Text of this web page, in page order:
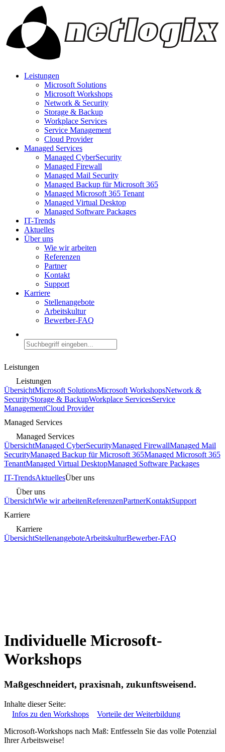
Leistungen
Microsoft Solutions
Microsoft Workshops
Network & Security
Storage & Backup
Workplace Services
Service Management
Cloud Provider
Managed Services
Managed CyberSecurity
Managed Firewall
Managed Mail Security
Managed Backup für Microsoft 365
Managed Microsoft 365 Tenant
Managed Virtual Desktop
Managed Software Packages
IT-Trends
Aktuelles
Über uns
Wie wir arbeiten
Referenzen
Partner
Kontakt
Support
Karriere
Stellenangebote
Arbeitskultur
Bewerber-FAQ
Leistungen
Leistungen
ÜbersichtMicrosoft SolutionsMicrosoft WorkshopsNetwork &
SecurityStorage & BackupWorkplace ServicesService
ManagementCloud Provider
Managed Services
Managed Services
ÜbersichtManaged CyberSecurityManaged FirewallManaged Mail
SecurityManaged Backup für Microsoft 365Managed Microsoft 365
TenantManaged Virtual DesktopManaged Software Packages
IT-TrendsAktuellesÜber uns
Über uns
ÜbersichtWie wir arbeitenReferenzenPartnerKontaktSupport
Karriere
Karriere
ÜbersichtStellenangeboteArbeitskulturBewerber-FAQ
Individuelle Microsoft-
Workshops
Maßgeschneidert, praxisnah, zukunftsweisend.
Inhalte dieser Seite:
Infos zu den Workshops
Vorteile der Weiterbildung
Microsoft-Workshops nach Maß: Entfesseln Sie das volle Potenzial
Ihrer Arbeitsweise!